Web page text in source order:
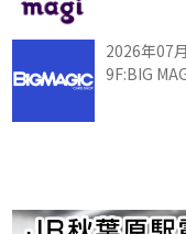
2026年07
9F:BIG